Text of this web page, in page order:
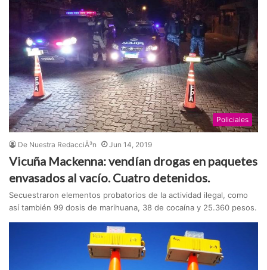
Policiales
De Nuestra RedacciÃ³n Jun 14, 2019
Vicuña Mackenna: vendían drogas en paquetes
envasados al vacío. Cuatro detenidos.
Secuestraron elementos probatorios de la actividad ilegal, como
así también 99 dosis de marihuana, 38 de cocaína y 25.360 pesos.